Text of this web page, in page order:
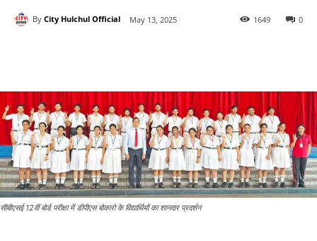
By City Hulchul Official May 13, 2025 0
1649
सीबीएसई 12वीं बोर्ड परीक्षा में डीपीएस बोकारो के विद्यार्थियों का शानदार प्रदर्शन